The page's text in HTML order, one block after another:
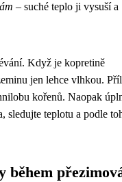
– suché teplo ji vysuší a
Když je kopretině
jen lehce vlhkou.
kořenů. Naopak
sledujte teplotu a podle
během